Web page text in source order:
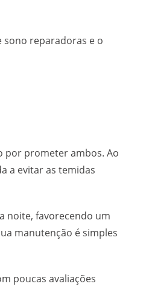
sono reparadoras e o
por prometer ambos. Ao
a evitar as temidas
noite, favorecendo um
manutenção é simples
poucas avaliações